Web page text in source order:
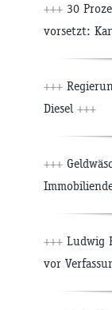
+++ 30
vorsetzt:
+++
Diesel +++
+++
+++ Ludwig
vor